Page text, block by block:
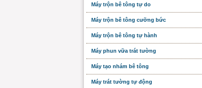
Máy trộn bê tông tự do
Máy trộn bê tông cưỡng bức
Máy trộn bê tông tự hành
Máy phun vữa trát tường
Máy tạo nhám bê tông
Máy trát tường tự động